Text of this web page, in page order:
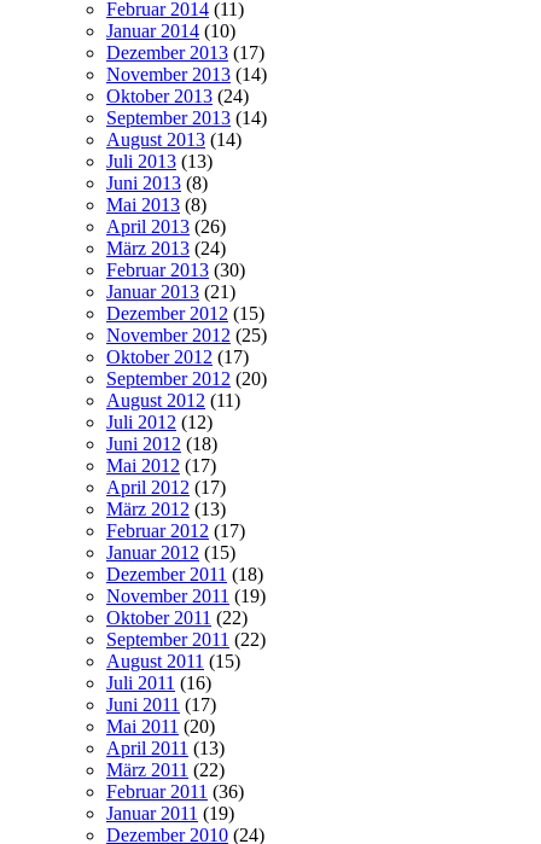
Februar 2014 (11)
Januar 2014 (10)
Dezember 2013 (17)
November 2013 (14)
Oktober 2013 (24)
September 2013 (14)
August 2013 (14)
Juli 2013 (13)
Juni 2013 (8)
Mai 2013 (8)
April 2013 (26)
März 2013 (24)
Februar 2013 (30)
Januar 2013 (21)
Dezember 2012 (15)
November 2012 (25)
Oktober 2012 (17)
September 2012 (20)
August 2012 (11)
Juli 2012 (12)
Juni 2012 (18)
Mai 2012 (17)
April 2012 (17)
März 2012 (13)
Februar 2012 (17)
Januar 2012 (15)
Dezember 2011 (18)
November 2011 (19)
Oktober 2011 (22)
September 2011 (22)
August 2011 (15)
Juli 2011 (16)
Juni 2011 (17)
Mai 2011 (20)
April 2011 (13)
März 2011 (22)
Februar 2011 (36)
Januar 2011 (19)
Dezember 2010 (24)